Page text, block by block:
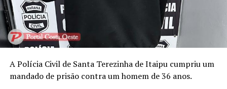
A Polícia Civil de Santa Terezinha de Itaipu cumpriu um
mandado de prisão contra um homem de 36 anos.